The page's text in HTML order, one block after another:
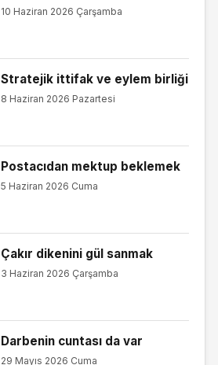
10 Haziran 2026 Çarşamba
Stratejik ittifak ve eylem birliği
8 Haziran 2026 Pazartesi
Postacıdan mektup beklemek
5 Haziran 2026 Cuma
Çakır dikenini gül sanmak
3 Haziran 2026 Çarşamba
Darbenin cuntası da var
29 Mayıs 2026 Cuma